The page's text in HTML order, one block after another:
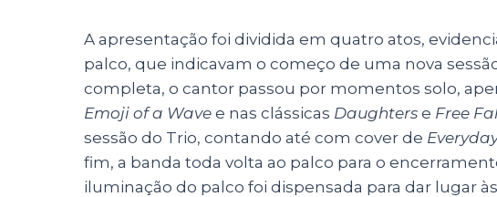
A apresentação foi dividida em quatro atos,
palco, que indicavam o começo de uma nova
completa, o cantor passou por momentos solo,
Emoji of a Wave e nas clássicas Daughters e Free
sessão do Trio, contando até com cover de
fim, a banda toda volta ao palco para o
iluminação do palco foi dispensada para dar lugar